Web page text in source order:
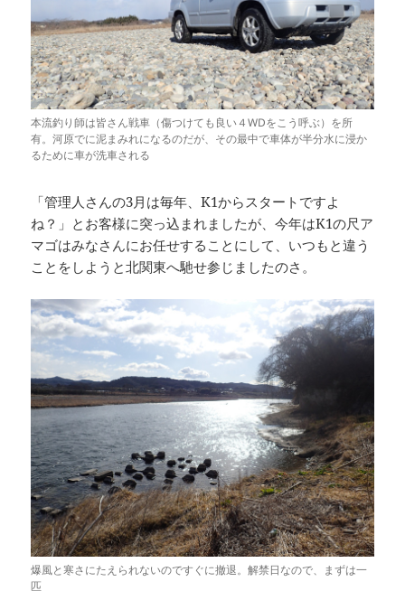
本流釣り師は皆さん戦車（傷つけても良い４WDをこう呼ぶ）を所
有。河原でに泥まみれになるのだが、その最中で車体が半分水に浸か
るために車が洗車される
「管理人さんの3月は毎年、K1からスタートですよ
ね？」とお客様に突っ込まれましたが、今年はK1の尺ア
マゴはみなさんにお任せすることにして、いつもと違う
ことをしようと北関東へ馳せ参じましたのさ。
爆風と寒さにたえられないのですぐに撤退。解禁日なので、まずは一
匹